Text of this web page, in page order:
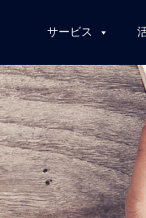
サービス